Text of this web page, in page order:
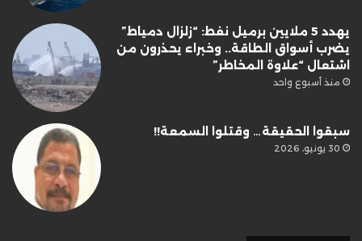
يهدد 5 ملايين برميل نفط: “زلزال دمياط”
يضرب أسواق الطاقة.. وخبراء يحذرون من
اشتعال “علاوة المخاطر”
منذ أسبوع واحد
سبقوا الحقيقة… وقتلوا السمعة!!
30 يونيو، 2026